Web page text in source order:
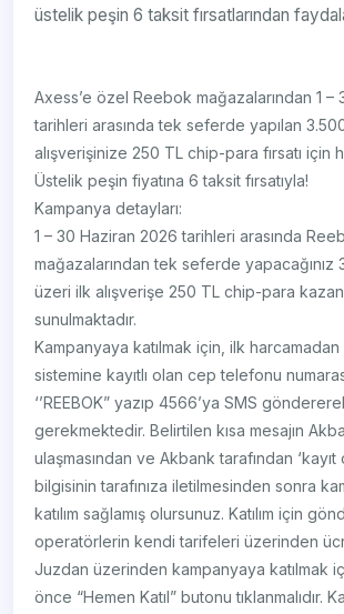
üstelik peşin 6 taksit fırsatlarından
Axess’e özel Reebok mağazalarından 1 –
tarihleri arasında tek seferde yapılan
alışverişinize 250 TL chip-para fırsatı için
Üstelik peşin fiyatına 6 taksit fırsatıyla!
Kampanya detayları:
1 – 30 Haziran 2026 tarihleri arasında
mağazalarından tek seferde yapacağınız
üzeri ilk alışverişe 250 TL chip-para
sunulmaktadır.
Kampanyaya katılmak için, ilk
sistemine kayıtlı olan cep telefonu
‘’REEBOK” yazıp 4566’ya SMS
gerekmektedir. Belirtilen kısa mesajın
ulaşmasından ve Akbank tarafından ‘kayıt
bilgisinin tarafınıza iletilmesinden sonra
katılım sağlamış olursunuz. Katılım için
operatörlerin kendi tarifeleri üzerinden
Juzdan üzerinden kampanyaya katılmak
önce “Hemen Katıl” butonu tıklanmalıdır.